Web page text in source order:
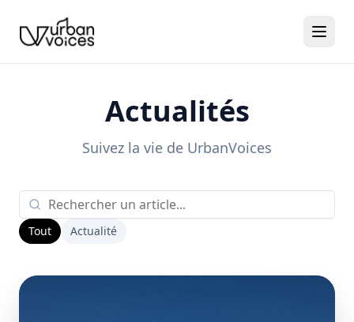
Actualités
Suivez la vie de UrbanVoices
Tout Actualité